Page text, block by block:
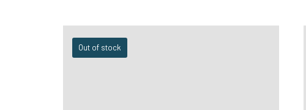
Out of stock